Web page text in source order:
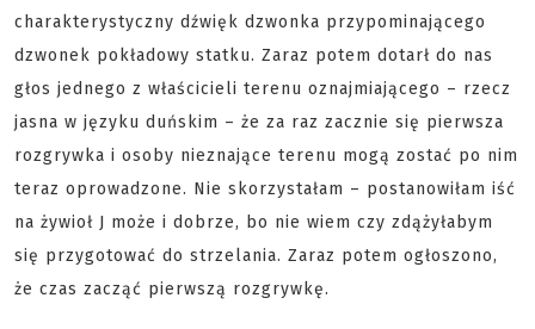
charakterystyczny dźwięk dzwonka przypominającego
dzwonek pokładowy statku. Zaraz potem dotarł do nas
głos jednego z właścicieli terenu oznajmiającego – rzecz
jasna w języku duńskim – że za raz zacznie się pierwsza
rozgrywka i osoby nieznające terenu mogą zostać po nim
teraz oprowadzone. Nie skorzystałam – postanowiłam iść
na żywioł J może i dobrze, bo nie wiem czy zdążyłabym
się przygotować do strzelania. Zaraz potem ogłoszono,
że czas zacząć pierwszą rozgrywkę.